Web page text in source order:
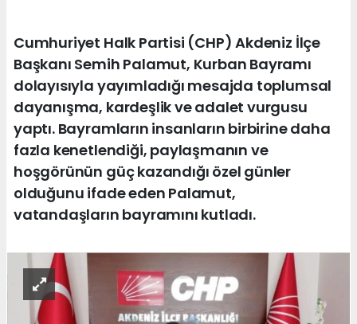
Cumhuriyet Halk Partisi (CHP) Akdeniz İlçe
Başkanı Semih Palamut, Kurban Bayramı
dolayısıyla yayımladığı mesajda toplumsal
dayanışma, kardeşlik ve adalet vurgusu
yaptı. Bayramların insanların birbirine daha
fazla kenetlendiği, paylaşmanın ve
hoşgörünün güç kazandığı özel günler
olduğunu ifade eden Palamut,
vatandaşların bayramını kutladı.